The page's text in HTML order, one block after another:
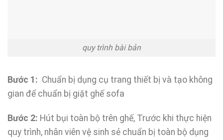
quy trình bài bản
Bước 1: Chuẩn bị dụng cụ trang thiết bị và tạo không
gian để chuẩn bị giặt ghế sofa
Bước 2: Hút bụi toàn bộ trên ghế, Trước khi thực hiện
quy trình, nhân viên vệ sinh sẻ chuẩn bị toàn bộ dụng